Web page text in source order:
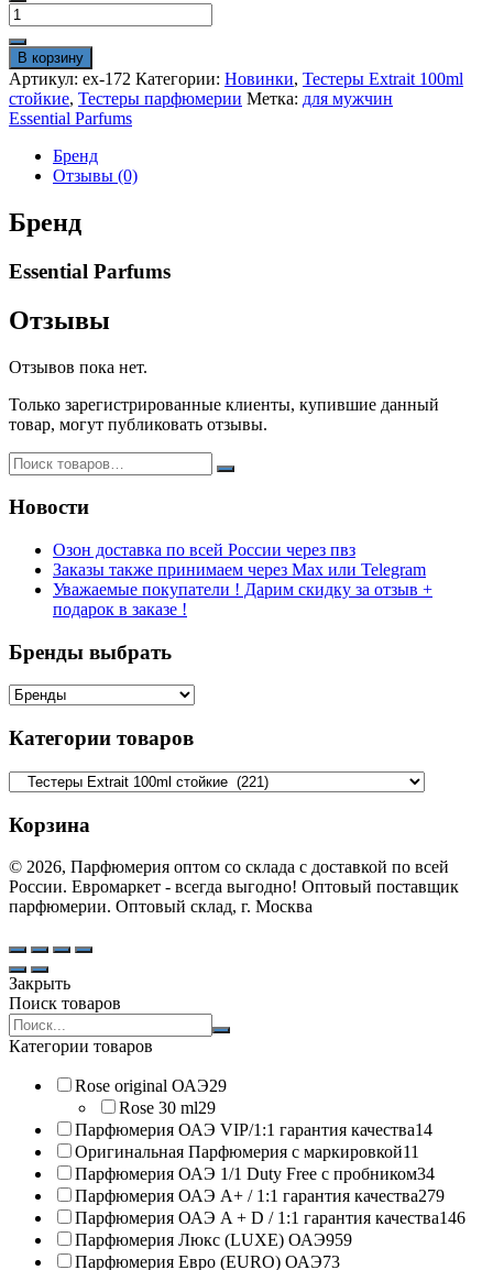
Количество
товара
Тестер
Essential
Parfums
Bois
Imperial
100ml
Extrait
parfum
В корзину
Артикул: ex-172 Категории: Новинки, Тестеры Extrait 100ml
стойкие, Тестеры парфюмерии Метка: для мужчин
Essential Parfums
Бренд
Отзывы (0)
Бренд
Essential Parfums
Отзывы
Отзывов пока нет.
Только зарегистрированные клиенты, купившие данный
товар, могут публиковать отзывы.
Новости
Озон доставка по всей России через пвз
Заказы также принимаем через Max или Telegram
Уважаемые покупатели ! Дарим скидку за отзыв +
подарок в заказе !
Бренды выбрать
Категории товаров
Корзина
© 2026, Парфюмерия оптом со склада с доставкой по всей
России. Евромаркет - всегда выгодно! Оптовый поставщик
парфюмерии. Оптовый склад, г. Москва
Закрыть
Поиск товаров
Search
products:
Категории товаров
Rose original ОАЭ29
Rose 30 ml29
Парфюмерия ОАЭ VIP/1:1 гарантия качества14
Оригинальная Парфюмерия с маркировкой11
Парфюмерия ОАЭ 1/1 Duty Free с пробником34
Парфюмерия ОАЭ A+ / 1:1 гарантия качества279
Парфюмерия ОАЭ A + D / 1:1 гарантия качества146
Парфюмерия Люкс (LUXE) ОАЭ959
Парфюмерия Евро (EURO) ОАЭ73